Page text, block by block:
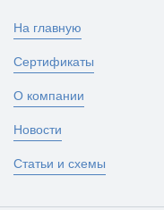
На главную
Сертификаты
О компании
Новости
Статьи и схемы